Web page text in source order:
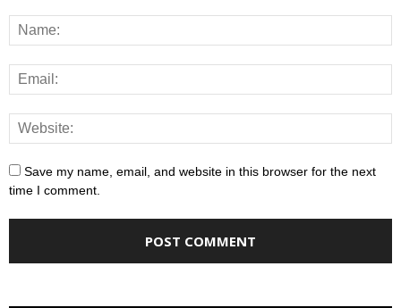
Save my name, email, and website in this browser for the next
time I comment.